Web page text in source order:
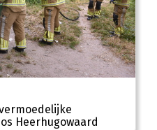
Heerhugowaard